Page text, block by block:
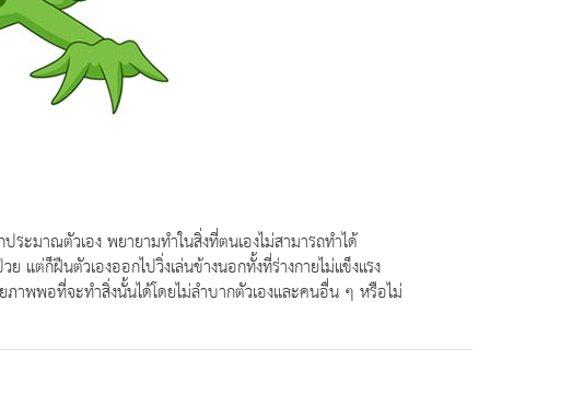
มาณตัวเอง พยายามทำในสิ่งที่ตนเองไม่สามารถทำได้
แต่ก็ฝืนตัวเองออกไปวิ่งเล่นข้างนอกทั้งที่ร่างกายไม่แข็งแรง
าพพอที่จะทำสิ่งนั้นได้โดยไม่ลำบากตัวเองและคนอื่น ๆ หรือไม่